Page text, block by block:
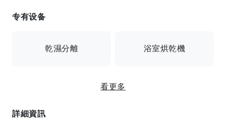
专有设备
乾濕分離 浴室烘乾機
看更多
詳細資訊